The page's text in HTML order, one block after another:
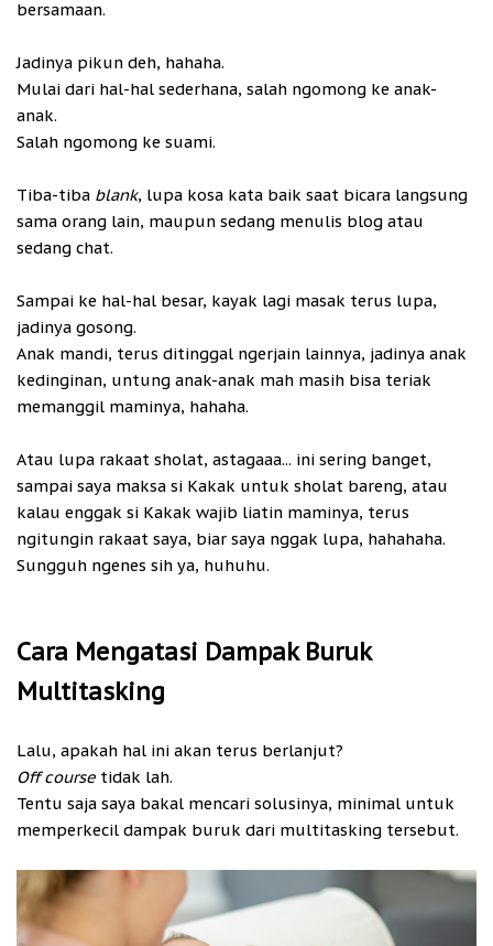
bersamaan.
Jadinya pikun deh, hahaha.
Mulai dari hal-hal sederhana, salah ngomong ke anak-
anak.
Salah ngomong ke suami.
Tiba-tiba blank, lupa kosa kata baik saat bicara langsung
sama orang lain, maupun sedang menulis blog atau
sedang chat.
Sampai ke hal-hal besar, kayak lagi masak terus lupa,
jadinya gosong.
Anak mandi, terus ditinggal ngerjain lainnya, jadinya anak
kedinginan, untung anak-anak mah masih bisa teriak
memanggil maminya, hahaha.
Atau lupa rakaat sholat, astagaaa... ini sering banget,
sampai saya maksa si Kakak untuk sholat bareng, atau
kalau enggak si Kakak wajib liatin maminya, terus
ngitungin rakaat saya, biar saya nggak lupa, hahahaha.
Sungguh ngenes sih ya, huhuhu.
Cara Mengatasi Dampak Buruk
Multitasking
Lalu, apakah hal ini akan terus berlanjut?
Off course tidak lah.
Tentu saja saya bakal mencari solusinya, minimal untuk
memperkecil dampak buruk dari multitasking tersebut.